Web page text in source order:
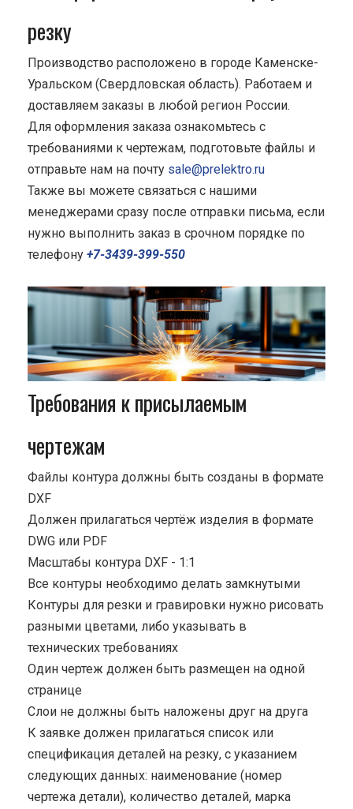
резку
Производство расположено в городе Каменске-
Уральском (Свердловская область). Работаем и
доставляем заказы в любой регион России.
Для оформления заказа ознакомьтесь с
требованиями к чертежам, подготовьте файлы и
отправьте нам на почту sale@prelektro.ru
Также вы можете связаться с нашими
менеджерами сразу после отправки письма, если
нужно выполнить заказ в срочном порядке по
телефону +7-3439-399-550
Требования к присылаемым
чертежам
Файлы контура должны быть созданы в формате
DXF
Должен прилагаться чертёж изделия в формате
DWG или PDF
Масштабы контура DXF - 1:1
Все контуры необходимо делать замкнутыми
Контуры для резки и гравировки нужно рисовать
разными цветами, либо указывать в
технических требованиях
Один чертеж должен быть размещен на одной
странице
Cлои не должны быть наложены друг на друга
К заявке должен прилагаться список или
спецификация деталей на резку, с указанием
следующих данных: наименование (номер
чертежа детали), количество деталей, марка